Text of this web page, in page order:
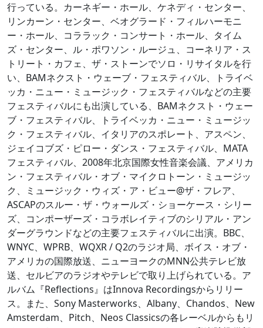
行っている。カーネギー・ホール、ケネディ・センター、
リンカーン・センター、ベオグラード・フィルハーモニ
ー・ホール、コララック・コンサート・ホール、タイム
ズ・センター、ル・ポワソン・ルージュ、コーネリア・ス
トリート・カフェ、ザ・ストーンでソロ・リサイタルを行
い、BAMネクスト・ウェーブ・フェスティバル、トライベ
ッカ・ニュー・ミュージック・フェスティバルなどの主要
フェスティバルにも出演している、BAMネクスト・ウェー
ブ・フェスティバル、トライベッカ・ニュー・ミュージッ
ク・フェスティバル、イタリアのスポレート、アスペン、
ジェイコブズ・ピロー・ダンス・フェスティバル、MATA
フェスティバル、2008年北京国際女性音楽会議、アメリカ
ン・フェスティバル・オブ・マイクロトーン・ミュージッ
ク、ミュージック・ウィズ・ア・ビュー@ザ・フレア、
ASCAPのスルー・ザ・ウォールズ・ショーケース・シリー
ズ、コンポーザーズ・コラボレイティブのシリアル・アン
ダーグラウンドなどの主要フェスティバルに出演。BBC、
WNYC、WPRB、WQXR / Q2のラジオ局、ボイス・オブ・
アメリカの国際放送、ニューヨークのMNN公共テレビ放
送、セルビアのラジオやテレビで取り上げられている。ア
ルバム『Reflections』はInnova Recordingsからリリー
ス。また、Sony Masterworks、Albany、Chandos、New
Amsterdam、Pitch、Neos Classicsの各レーベルからもリ